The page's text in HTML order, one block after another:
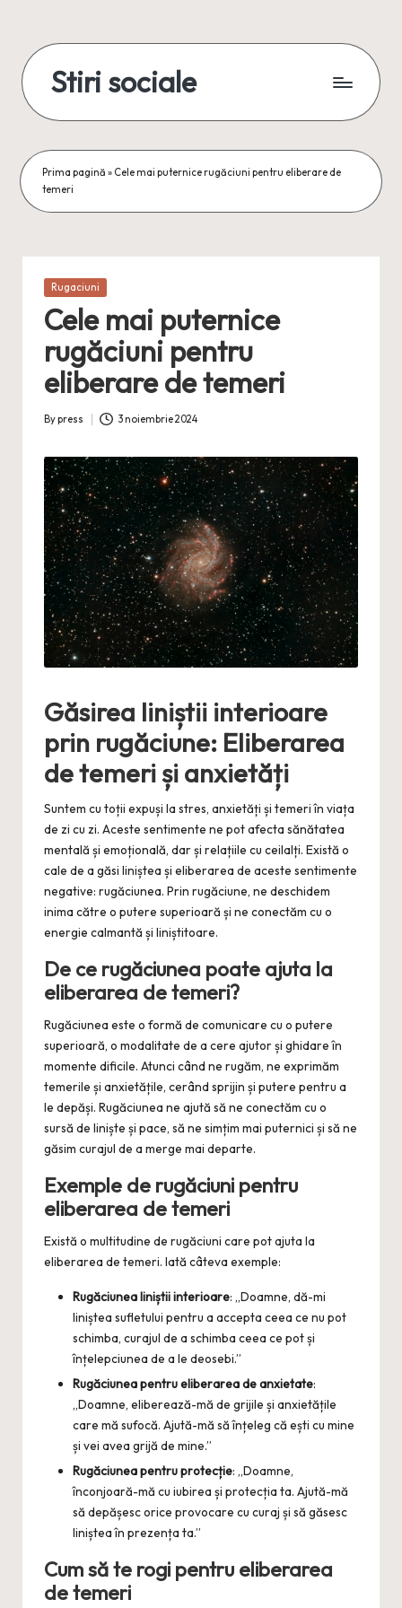
content
Stiri sociale
conexiuni
reale
Prima pagină » Cele mai puternice rugăciuni pentru eliberare de
temeri
Posted
Rugaciuni
Cele mai puternice
rugăciuni pentru
eliberare de temeri
Posted
Bypress 3 noiembrie 2024
Găsirea liniștii interioare
prin rugăciune: Eliberarea
de temeri și anxietăți
Suntem cu toții expuși la stres, anxietăți și temeri în viața
de zi cu zi. Aceste sentimente ne pot afecta sănătatea
mentală și emoțională, dar și relațiile cu ceilalți. Există o
cale de a găsi liniștea și eliberarea de aceste sentimente
negative: rugăciunea. Prin rugăciune, ne deschidem
inima către o putere superioară și ne conectăm cu o
energie calmantă și liniștitoare.
De ce rugăciunea poate ajuta la
eliberarea de temeri?
Rugăciunea este o formă de comunicare cu o putere
superioară, o modalitate de a cere ajutor și ghidare în
momente dificile. Atunci când ne rugăm, ne exprimăm
temerile și anxietățile, cerând sprijin și putere pentru a
le depăși. Rugăciunea ne ajută să ne conectăm cu o
sursă de liniște și pace, să ne simțim mai puternici și să ne
găsim curajul de a merge mai departe.
Exemple de rugăciuni pentru
eliberarea de temeri
Există o multitudine de rugăciuni care pot ajuta la
eliberarea de temeri. Iată câteva exemple:
Rugăciunea liniștii interioare: „Doamne, dă-mi
liniștea sufletului pentru a accepta ceea ce nu pot
schimba, curajul de a schimba ceea ce pot și
înțelepciunea de a le deosebi.”
Rugăciunea pentru eliberarea de anxietate:
„Doamne, eliberează-mă de grijile și anxietățile
care mă sufocă. Ajută-mă să înțeleg că ești cu mine
și vei avea grijă de mine.”
Rugăciunea pentru protecție: „Doamne,
înconjoară-mă cu iubirea și protecția ta. Ajută-mă
să depășesc orice provocare cu curaj și să găsesc
liniștea în prezența ta.”
Cum să te rogi pentru eliberarea
de temeri